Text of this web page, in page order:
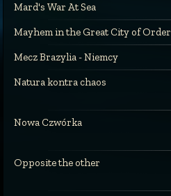
Mard's War At Sea
Mayhem in the Great City of Order
Mecz Brazylia - Niemcy
Natura kontra chaos
Nowa Czwórka
Opposite the other